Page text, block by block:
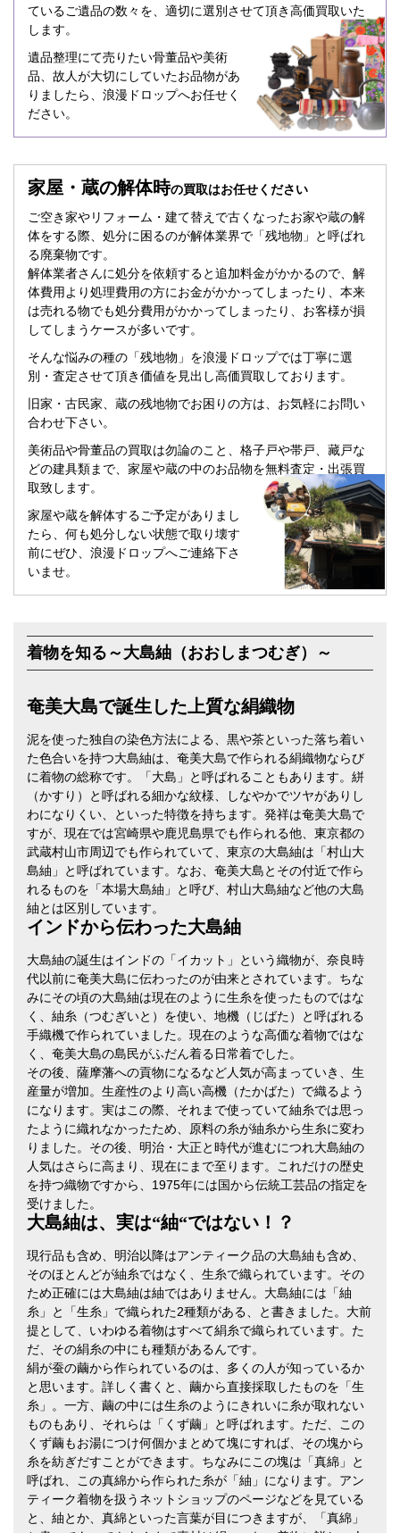
ているご遺品の数々を、適切に選別させて頂き高価買取いた
します。
遺品整理にて売りたい骨董品や美術
品、故人が大切にしていたお品物があ
りましたら、浪漫ドロップへお任せく
ださい。
家屋・蔵の解体時の買取はお任せください
ご空き家やリフォーム・建て替えで古くなったお家や蔵の解
体をする際、処分に困るのが解体業界で「残地物」と呼ばれ
る廃棄物です。
解体業者さんに処分を依頼すると追加料金がかかるので、解
体費用より処理費用の方にお金がかかってしまったり、本来
は売れる物でも処分費用がかかってしまったり、お客様が損
してしまうケースが多いです。
そんな悩みの種の「残地物」を浪漫ドロップでは丁寧に選
別・査定させて頂き価値を見出し高価買取しております。
旧家・古民家、蔵の残地物でお困りの方は、お気軽にお問い
合わせ下さい。
美術品や骨董品の買取は勿論のこと、格子戸や帯戸、藏戸な
どの建具類まで、家屋や蔵の中のお品物を無料査定・出張買
取致します。
家屋や蔵を解体するご予定がありまし
たら、何も処分しない状態で取り壊す
前にぜひ、浪漫ドロップへご連絡下さ
いませ。
着物を知る～大島紬（おおしまつむぎ）～
奄美大島で誕生した上質な絹織物
泥を使った独自の染色方法による、黒や茶といった落ち着い
た色合いを持つ大島紬は、奄美大島で作られる絹織物ならび
に着物の総称です。「大島」と呼ばれることもあります。絣
（かすり）と呼ばれる細かな紋様、しなやかでツヤがありし
わになりくい、といった特徴を持ちます。発祥は奄美大島で
すが、現在では宮崎県や鹿児島県でも作られる他、東京都の
武蔵村山市周辺でも作られていて、東京の大島紬は「村山大
島紬」と呼ばれています。なお、奄美大島とその付近で作ら
れるものを「本場大島紬」と呼び、村山大島紬など他の大島
紬とは区別しています。
インドから伝わった大島紬
大島紬の誕生はインドの「イカット」という織物が、奈良時
代以前に奄美大島に伝わったのが由来とされています。ちな
みにその頃の大島紬は現在のように生糸を使ったものではな
く、紬糸（つむぎいと）を使い、地機（じばた）と呼ばれる
手織機で作られていました。現在のような高価な着物ではな
く、奄美大島の島民がふだん着る日常着でした。
その後、薩摩藩への貢物になるなど人気が高まっていき、生
産量が増加。生産性のより高い高機（たかばた）で織るよう
になります。実はこの際、それまで使っていて紬糸では思っ
たように織れなかったため、原料の糸が紬糸から生糸に変わ
りました。その後、明治・大正と時代が進むにつれ大島紬の
人気はさらに高まり、現在にまで至ります。これだけの歴史
を持つ織物ですから、1975年には国から伝統工芸品の指定を
受けました。
大島紬は、実は“紬“ではない！？
現行品も含め、明治以降はアンティーク品の大島紬も含め、
そのほとんどが紬糸ではなく、生糸で織られています。その
ため正確には大島紬は紬ではありません。大島紬には「紬
糸」と「生糸」で織られた2種類がある、と書きました。大前
提として、いわゆる着物はすべて絹糸で織られています。た
だ、その絹糸の中にも種類があるんです。
絹が蚕の繭から作られているのは、多くの人が知っているか
と思います。詳しく書くと、繭から直接採取したものを「生
糸」。一方、繭の中には生糸のようにきれいに糸が取れない
ものもあり、それらは「くず繭」と呼ばれます。ただ、この
くず繭もお湯につけ何個かまとめて塊にすれば、その塊から
糸を紡ぎだすことができます。ちなみにこの塊は「真綿」と
呼ばれ、この真綿から作られた糸が「紬」になります。アン
ティーク着物を扱うネットショップのページなどを見ている
と、紬とか、真綿といった言葉が目につきますが、「真綿」